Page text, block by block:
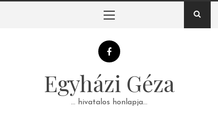
Egyházi Géza
… hivatalos honlapja…